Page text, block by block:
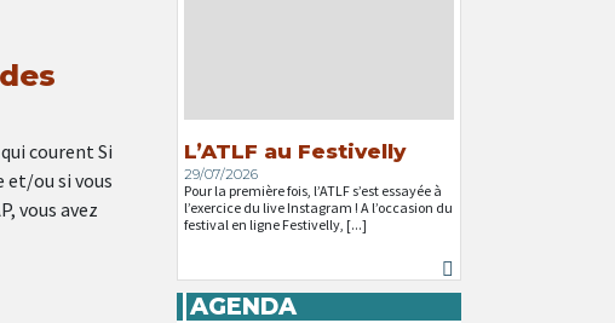
courent Si
et/ou si vous
vous avez
L’ATLF au Festivelly
29/07/2026
Pour la première fois, l’ATLF s’est essayée à
l’exercice du live Instagram ! A l’occasion du
festival en ligne Festivelly, [...]
AGENDA